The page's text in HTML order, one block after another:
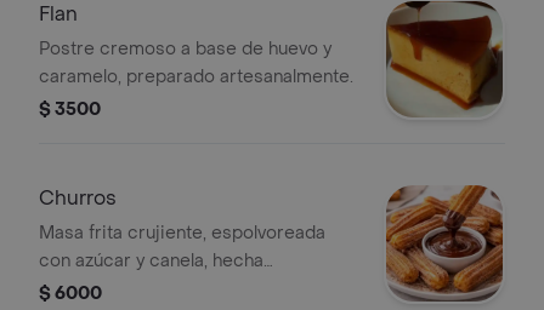
Flan
Postre cremoso a base de huevo y
caramelo, preparado artesanalmente.
$ 3500
Churros
Masa frita crujiente, espolvoreada
con azúcar y canela, hecha
artesanalmente.
$ 6000